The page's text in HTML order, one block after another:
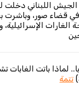
اللبناني دخلت
قضاء صور، وباشرت
الغارات
لماذا باتت الغابات
تتمة